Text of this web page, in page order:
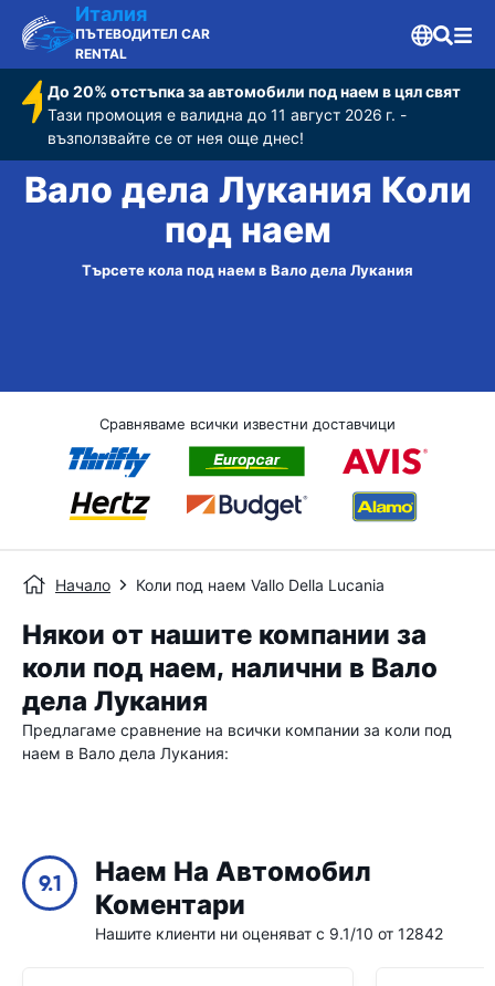
Италия
ПЪТЕВОДИТЕЛ CAR
RENTAL
До 20% отстъпка за автомобили под наем в цял свят
Тази промоция е валидна до 11 август 2026 г. -
възползвайте се от нея още днес!
Вало дела Лукания Коли
под наем
Търсете кола под наем в Вало дела Лукания
Сравняваме всички известни доставчици
Начало Коли под наем Vallo Della Lucania
Някои от нашите компании за
коли под наем, налични в Вало
дела Лукания
Предлагаме сравнение на всички компании за коли под
наем в Вало дела Лукания:
9.1
Наем На Автомобил
Коментари
Нашите клиенти ни оценяват с 9.1/10 от 12842